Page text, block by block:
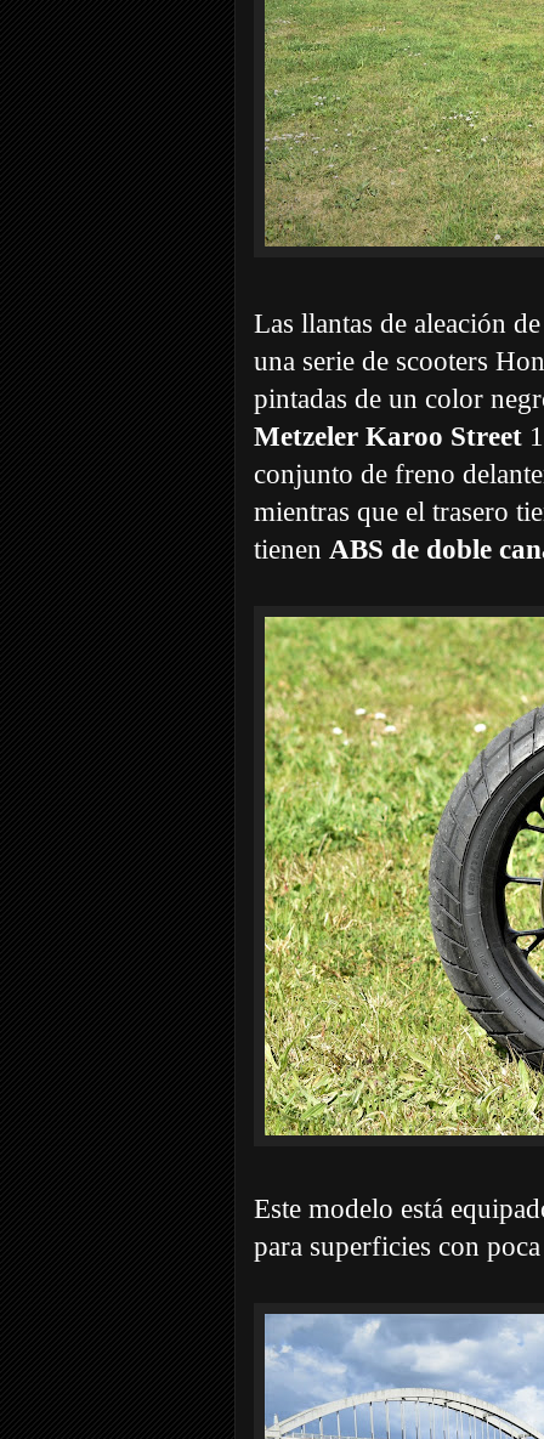
Las llantas de aleación
una serie de scooters
pintadas de un color
Metzeler Karoo Street
conjunto de freno
mientras que el trasero
tienen ABS de doble
Este modelo está
para superficies con